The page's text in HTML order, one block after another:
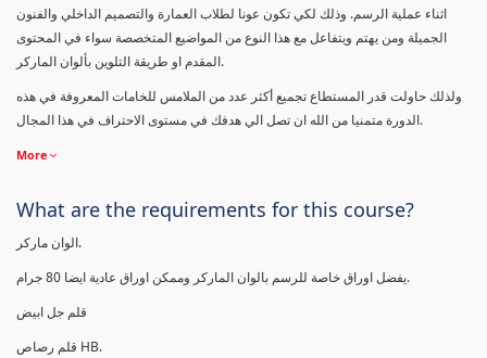
اثناء عملية الرسم. وذلك لكي تكون عونا لطلاب العمارة والتصميم الداخلي والفنون
الجميلة ومن يهتم ويتفاعل مع هذا النوع من المواضيع المتخصصة سواء في المحتوى
المقدم او طريقة التلوين بألوان الماركر.
ولذلك حاولت قدر المستطاع تجميع أكثر عدد من الملامس للخامات المعروفة في هذه
الدورة متمنيا من الله ان تصل الي هدفك في مستوى الاحتراف في هذا المجال.
More
What are the requirements for this course?
الوان ماركر.
يفضل اوراق خاصة للرسم بالوان الماركر وممكن اوراق عادية ايضا 80 جرام.
قلم جل ابيض
قلم رصاص HB.